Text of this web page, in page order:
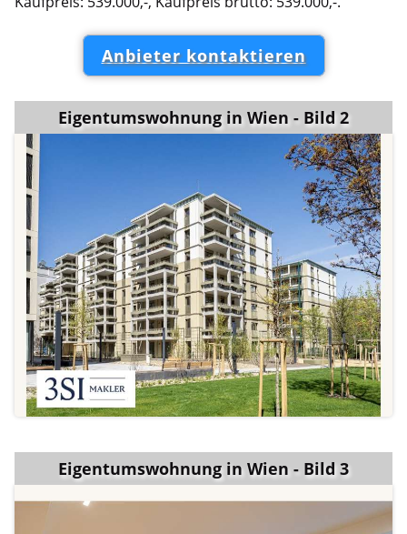
Anbieter kontaktieren
Eigentumswohnung in Wien - Bild 2
Eigentumswohnung in Wien - Bild 3